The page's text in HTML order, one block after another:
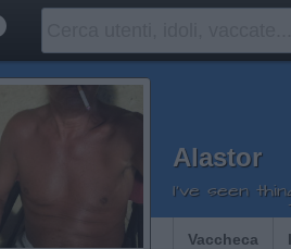
Alastor
I've seen
Vaccheca